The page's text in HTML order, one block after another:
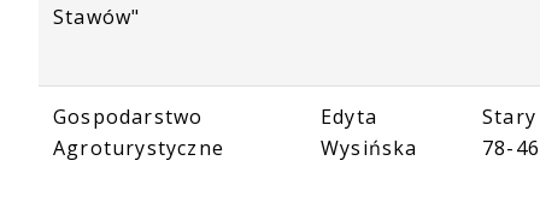
Stawów"
Gospodarstwo
Agroturystyczne
Edyta
Wysińska
78-